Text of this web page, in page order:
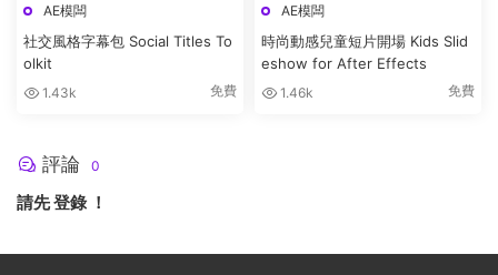
AE模闆
社交風格字幕包 Social Titles To
olkit
1.43k 免費
AE模闆
時尚動感兒童短片開場 Kids Slid
eshow for After Effects
1.46k 免費
評論 0
請先登錄！